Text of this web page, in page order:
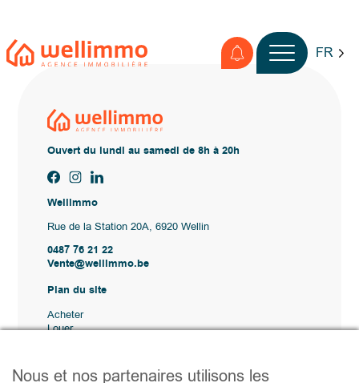
FR
Ouvert du lundi au samedi de 8h à 20h
Wellimmo
Rue de la Station 20A, 6920 Wellin
0487 76 21 22
Vente@wellimmo.be
Plan du site
Acheter
Louer
Contact
Nous et nos partenaires utilisons les